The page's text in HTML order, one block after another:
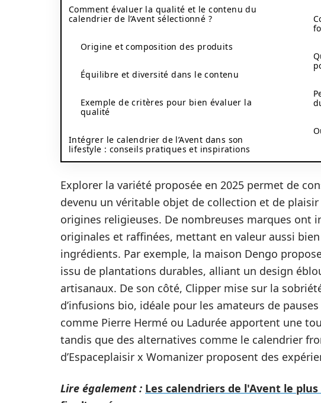
Comment évaluer la qualité et le contenu du
calendrier de l’Avent sélectionné ?
Origine et composition des produits
Équilibre et diversité dans le contenu
Exemple de critères pour bien évaluer la
qualité
Intégrer le calendrier de l’Avent dans son
lifestyle : conseils pratiques et inspirations
Explorer la variété proposée en 2025 permet de
devenu un véritable objet de collection et de
origines religieuses. De nombreuses marques ont
originales et raffinées, mettant en valeur aussi
ingrédients. Par exemple, la maison Dengo
issu de plantations durables, alliant un design
artisanaux. De son côté, Clipper mise sur la
d’infusions bio, idéale pour les amateurs de
comme Pierre Hermé ou Ladurée apportent une
tandis que des alternatives comme le calendrier
d’Espaceplaisir x Womanizer proposent des
Lire également : Les calendriers de l'Avent le